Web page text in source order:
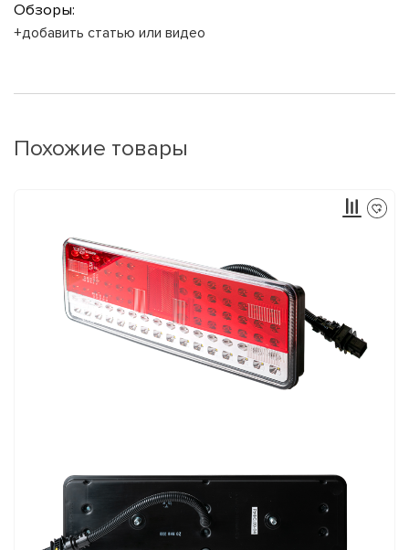
Обзоры:
+добавить статью или видео
Похожие товары